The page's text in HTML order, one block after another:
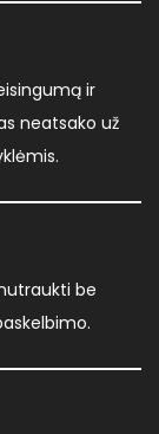
ir
neatsako už
be